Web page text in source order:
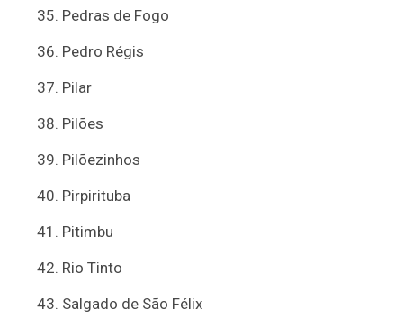
Pedras de Fogo
Pedro Régis
Pilar
Pilões
Pilõezinhos
Pirpirituba
Pitimbu
Rio Tinto
Salgado de São Félix